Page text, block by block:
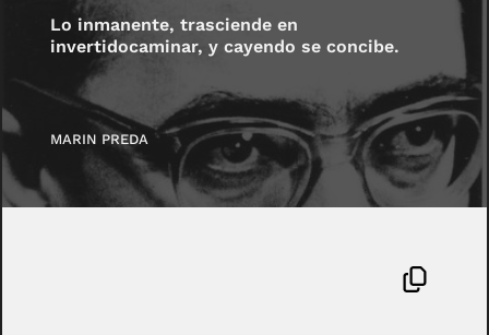
Lo inmanente, trasciende en
invertidocaminar, y cayendo se concibe.
MARIN PREDA